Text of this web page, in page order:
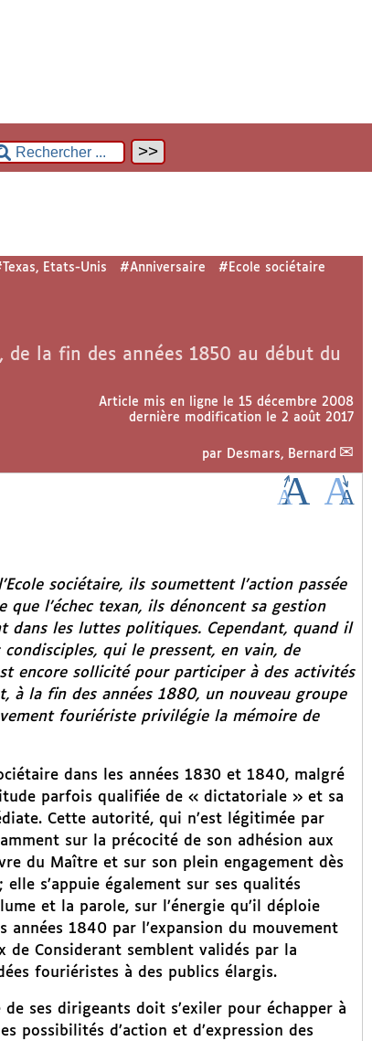
Etats-Unis #Anniversaire
#Ecole sociétaire
la fin des années 1850 au début du
Article mis en ligne le 15 décembre 2008
dernière modification le 2 août 2017
par Desmars, Bernard
sociétaire, ils soumettent l’action passée
l’échec texan, ils dénoncent sa gestion
dans les luttes politiques. Cependant, quand il
qui le pressent, en vain, de
encore sollicité pour participer à des activités
à la fin des années 1880, un nouveau groupe
fouriériste privilégie la mémoire de
dans les années 1830 et 1840, malgré
parfois qualifiée de « dictatoriale » et sa
Cette autorité, qui n’est légitimée par
sur la précocité de son adhésion aux
du Maître et sur son plein engagement dès
s’appuie également sur ses qualités
et la parole, sur l’énergie qu’il déploie
années 1840 par l’expansion du mouvement
Considerant semblent validés par la
fouriéristes à des publics élargis.
ses dirigeants doit s’exiler pour échapper à
possibilités d’action et d’expression des